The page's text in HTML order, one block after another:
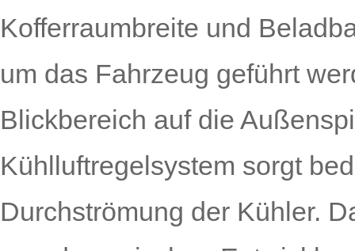
Kofferraumbreite und
um das Fahrzeug geführt
Blickbereich auf die
Kühlluftregelsystem sorgt
Durchströmung der Kühler.